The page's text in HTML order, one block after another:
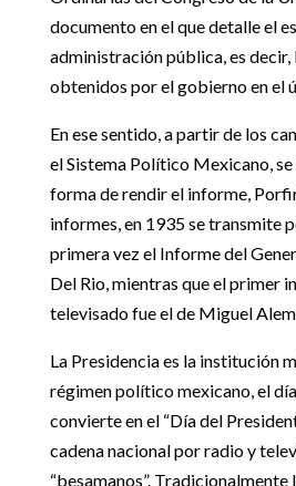
documento en el que detalle el
administración pública, es decir,
obtenidos por el gobierno en el
En ese sentido, a partir de los
el Sistema Político Mexicano,
forma de rendir el informe,
informes, en 1935 se transmite
primera vez el Informe del
Del Rio, mientras que el primer
televisado fue el de Miguel
La Presidencia es la institución
régimen político mexicano, el
convierte en el “Día del
cadena nacional por radio y
“besamanos”. Tradicionalmente